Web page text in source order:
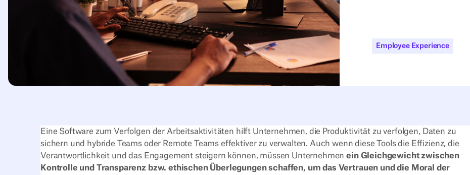
Employee Experience
Eine Software zum Verfolgen der Arbeitsaktivitäten hilft Unternehmen, die Produktivität zu verfolgen, Daten zu
sichern und hybride Teams oder Remote Teams effektiver zu verwalten. Auch wenn diese Tools die Effizienz, die
Verantwortlichkeit und das Engagement steigern können, müssen Unternehmenein Gleichgewicht zwischen
Kontrolle und Transparenz bzw. ethischen Überlegungen schaffen, um das Vertrauen und die Moral der